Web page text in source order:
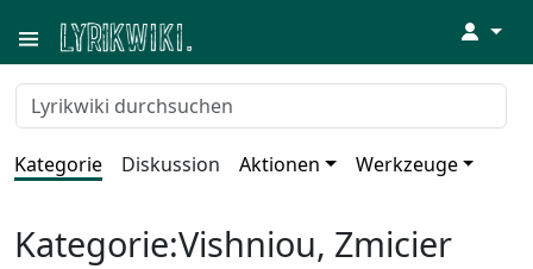
↓
Kategorie Diskussion Aktionen Werkzeuge
Kategorie:Vishniou, Zmicier